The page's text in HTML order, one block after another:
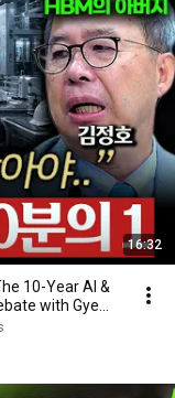
16:32
10-Year AI &
with Gye...